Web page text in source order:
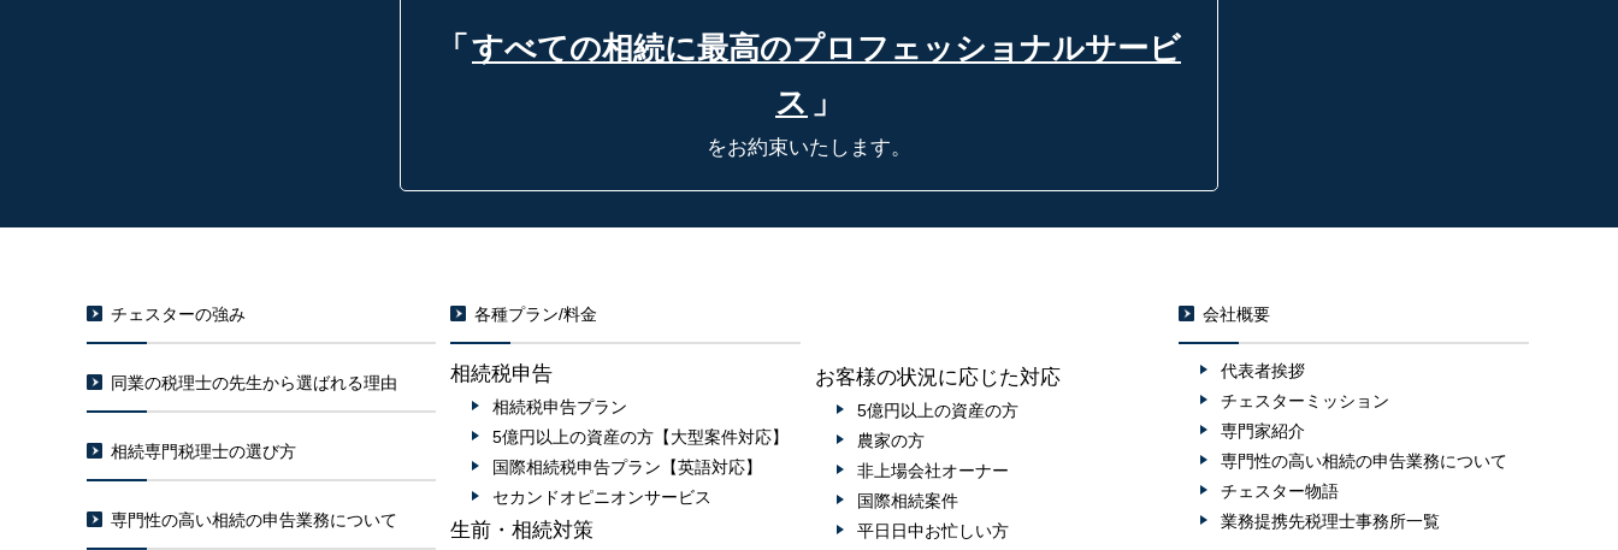
「 すべての相続に最高のプロフェッショナルサービ
ス 」
をお約束いたします。
チェスターの強み
同業の税理士の先生から選ばれる理由
相続専門税理士の選び方
専門性の高い相続の申告業務について
各種プラン/料金
相続税申告
相続税申告プラン
5億円以上の資産の方【大型案件対応】
国際相続税申告プラン【英語対応】
セカンドオピニオンサービス
生前・相続対策
お客様の状況に応じた対応
5億円以上の資産の方
農家の方
非上場会社オーナー
国際相続案件
平日日中お忙しい方
会社概要
代表者挨拶
チェスターミッション
専門家紹介
専門性の高い相続の申告業務について
チェスター物語
業務提携先税理士事務所一覧